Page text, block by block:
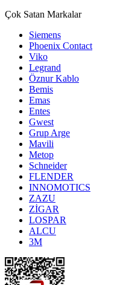
Çok Satan Markalar
Siemens
Phoenix Contact
Viko
Legrand
Öznur Kablo
Bemis
Emas
Entes
Gwest
Grup Arge
Mavili
Metop
Schneider
FLENDER
INNOMOTICS
ZAZU
ZİGAR
LOSPAR
ALCU
3M